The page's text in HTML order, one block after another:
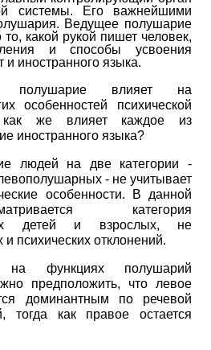
системы. Его важнейшими
Ведущее полушарие
то, какой рукой пишет человек,
и способы усвоения
иностранного языка.
полушарие влияет на
особенностей психической
как же влияет каждое из
иностранного языка?
людей на две категории -
- не учитывает
особенности. В данной
категория
детей и взрослых, не
психических отклонений.
на функциях полушарий
предположить, что левое
доминантным по речевой
как правое остается